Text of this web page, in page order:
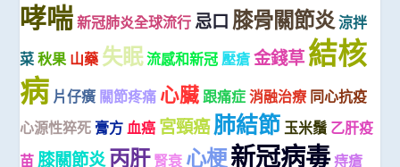
哮喘 新冠肺炎全球流行 忌口 膝骨關節炎涼拌
菜 秋果 山藥 失眠流感和新冠 壓瘡 金錢草結核
病 片仔癀 關節疼痛 心臟 跟痛症 消融治療 同心抗疫
心源性猝死 膏方 血癌 宮頸癌肺結節 玉米鬚 乙肝疫
苗 膝關節炎丙肝 腎衰 心梗新冠病毒痔瘡